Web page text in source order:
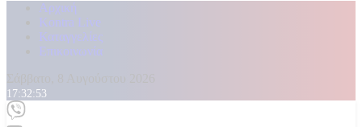
Αρχική
Kontra Live
Καταγγελίες
Επικοινωνία
17:32:55